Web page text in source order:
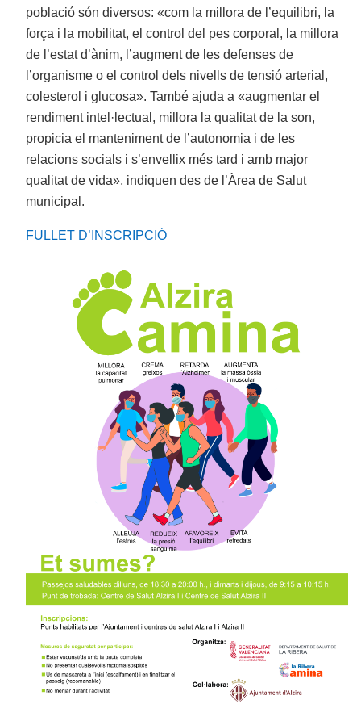
població són diversos: «com la millora de l’equilibri, la
força i la mobilitat, el control del pes corporal, la millora
de l’estat d’ànim, l’augment de les defenses de
l’organisme o el control dels nivells de tensió arterial,
colesterol i glucosa». També ajuda a «augmentar el
rendiment intel·lectual, millora la qualitat de la son,
propicia el manteniment de l’autonomia i de les
relacions socials i s’envellix més tard i amb major
qualitat de vida», indiquen des de l’Àrea de Salut
municipal.
FULLET D’INSCRIPCIÓ